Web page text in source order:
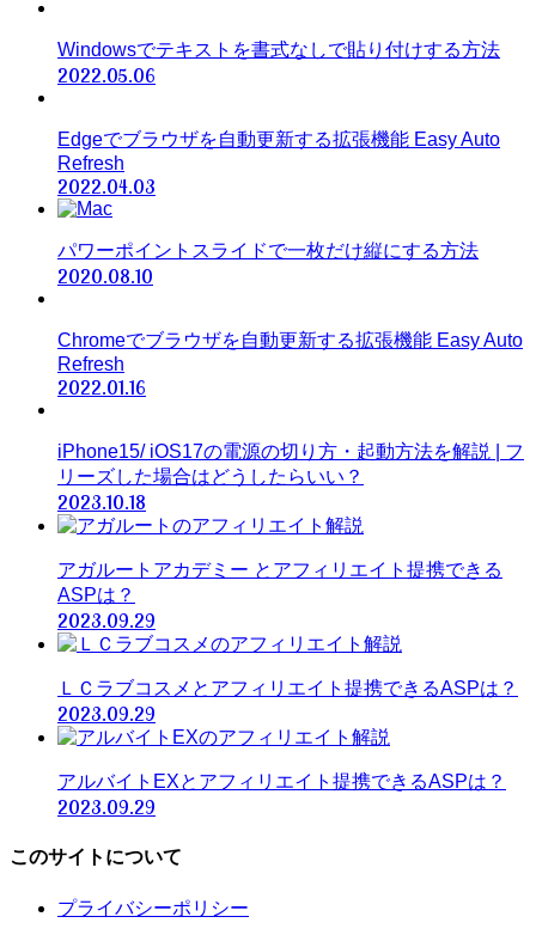
Windowsでテキストを書式なしで貼り付けする方法
2022.05.06
Edgeでブラウザを自動更新する拡張機能 Easy Auto
Refresh
2022.04.03
パワーポイントスライドで一枚だけ縦にする方法
2020.08.10
Chromeでブラウザを自動更新する拡張機能 Easy Auto
Refresh
2022.01.16
iPhone15/ iOS17の電源の切り方・起動方法を解説 | フ
リーズした場合はどうしたらいい？
2023.10.18
アガルートアカデミー とアフィリエイト提携できる
ASPは？
2023.09.29
ＬＣラブコスメとアフィリエイト提携できるASPは？
2023.09.29
アルバイトEXとアフィリエイト提携できるASPは？
2023.09.29
このサイトについて
プライバシーポリシー